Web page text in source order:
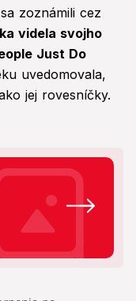
zoznámili cez
videla svojho
Just Do
uvedomovala,
jej rovesníčky.